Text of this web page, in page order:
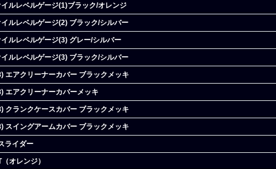
ルレベルゲージ(1)ブラック/オレンジ
ルレベルゲージ(2) ブラック/シルバー
ルレベルゲージ(3) グレー/シルバー
ルレベルゲージ(3) ブラック/シルバー
エアクリーナーカバー ブラックメッキ
エアクリーナーカバーメッキ
クランクケースカバー ブラックメッキ
スイングアームカバー ブラックメッキ
ライダー
オレンジ）